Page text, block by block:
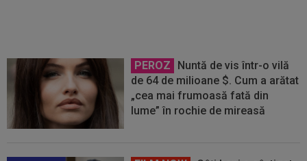
PEROZ
Nuntă de vis într-o vilă
de 64 de milioane $. Cum a arătat
„cea mai frumoasă fată din
lume” în rochie de mireasă